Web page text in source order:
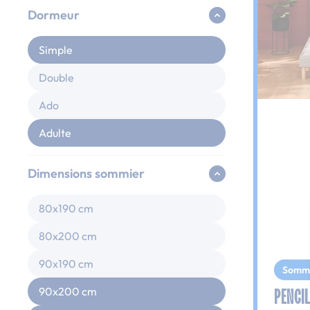
Dormeur
Simple
Double
Ado
Adulte
Dimensions sommier
80x190 cm
80x200 cm
90x190 cm
90x200 cm
PENCIL